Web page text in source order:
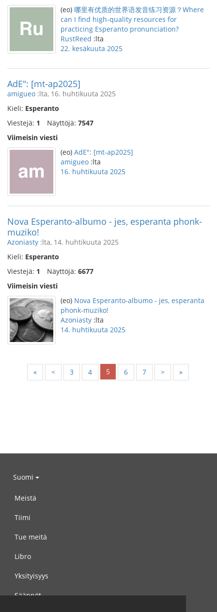
(eo) 哪里有优质的世界语发音练习资源？Where
can I find high-quality resources for
practicing Esperanto pronunciation?
RustReed :lta
22. kesäkuuta 2025
AdE": [mt-ap2025]
amigueo :lta, 16. huhtikuuta 2025
Kieli: Esperanto
Viestejä: 1 Näyttöjä: 7547
Viimeisin viesti
(eo) AdE": [mt-ap2025]
amigueo :lta
16. huhtikuuta 2025
Nova Esperanto-albumo - jes, esperanta phonk-
muziko!
Azoniasty :lta, 14. huhtikuuta 2025
Kieli: Esperanto
Viestejä: 1 Näyttöjä: 6677
Viimeisin viesti
(eo) Nova Esperanto-albumo - jes, esperanta
phonk-muziko!
Azoniasty :lta
14. huhtikuuta 2025
« < 3 4 5 6 7 > »
Suomi
Meistä
Tiimi
Tue meitä
Libro
Yksityisyys
Säännöt